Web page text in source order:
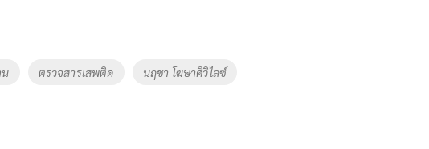
ตรวจสารเสพติด นฤชา โฆษาศิวิไลซ์